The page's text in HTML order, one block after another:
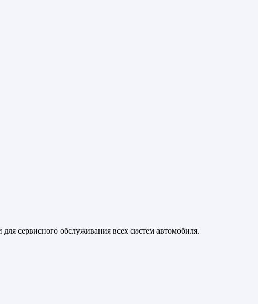
сервисного обслуживания всех систем автомобиля.